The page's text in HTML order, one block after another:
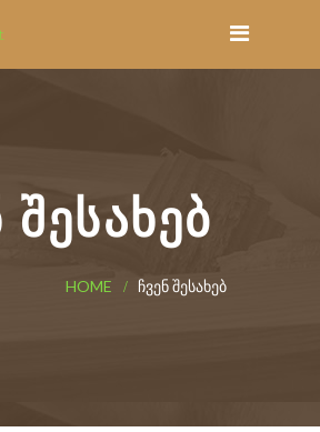
ᲨᲔᲡᲐᲮᲔᲑ
HOME ᲩᲕᲔᲜ ᲨᲔᲡᲐᲮᲔᲑ